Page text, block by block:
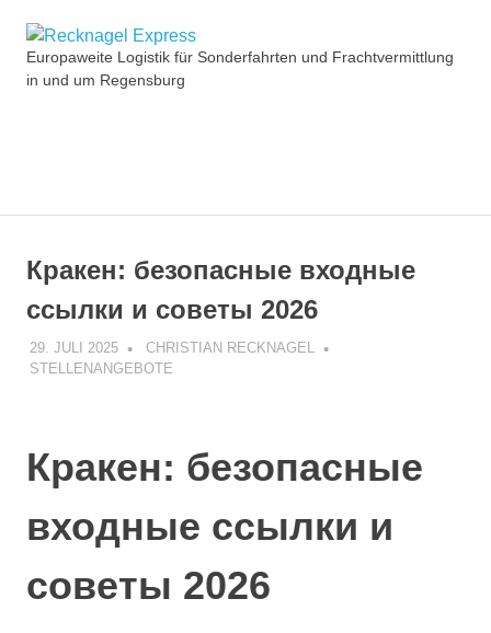
Inhalt
springen
Recknagel
Europaweite Logistik für Sonderfahrten und Frachtvermittlung
in und um Regensburg
Кракен: безопасные входные
ссылки и советы 2026
29. JULI 2025
CHRISTIAN RECKNAGEL
STELLENANGEBOTE
Кракен: безопасные
входные ссылки и
советы 2026